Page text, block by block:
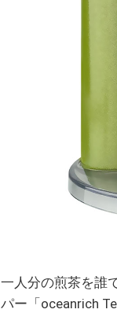
一人分の煎茶を誰
パー「oceanrich